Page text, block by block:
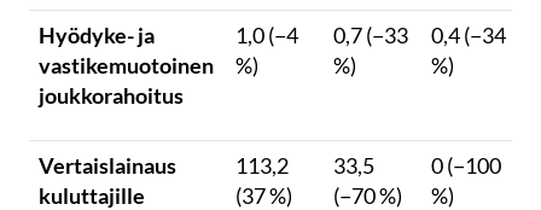
Hyödyke- ja
vastikemuotoinen
joukkorahoitus
1,0 (−4
%)
0,7 (−33
%)
0,4 (−34
%)
Vertaislainaus
kuluttajille
113,2
(37 %)
33,5
(−70 %)
0 (−100
%)